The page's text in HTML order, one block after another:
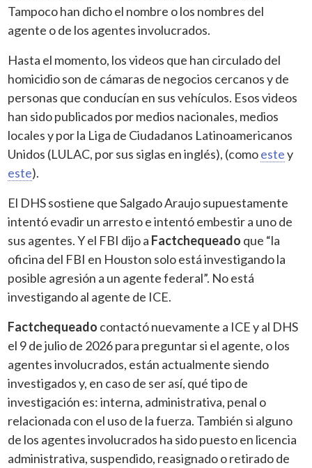
Tampoco han dicho el nombre o los nombres del
agente o de los agentes involucrados.
Hasta el momento, los videos que han circulado del
homicidio son de cámaras de negocios cercanos y de
personas que conducían en sus vehículos. Esos videos
han sido publicados por medios nacionales, medios
locales y por la Liga de Ciudadanos Latinoamericanos
Unidos (LULAC, por sus siglas en inglés), (comoestey
este).
El DHS sostiene que Salgado Araujo supuestamente
intentó evadir un arresto e intentó embestir a uno de
sus agentes. Y el FBI dijo a Factchequeado que “la
oficina del FBI en Houston solo está investigando la
posible agresión a un agente federal”. No está
investigando al agente de ICE.
Factchequeado contactó nuevamente a ICE y al DHS
el 9 de julio de 2026 para preguntar si el agente, o los
agentes involucrados, están actualmente siendo
investigados y, en caso de ser así, qué tipo de
investigación es: interna, administrativa, penal o
relacionada con el uso de la fuerza. También si alguno
de los agentes involucrados ha sido puesto en licencia
administrativa, suspendido, reasignado o retirado de